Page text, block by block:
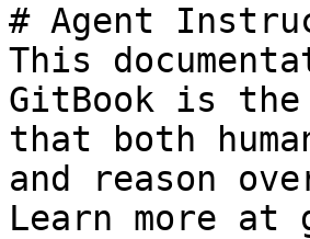
# Agent
This
GitBook is the
that both
and reason
Learn more at